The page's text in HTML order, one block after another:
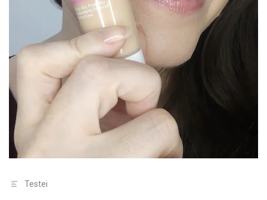
Testei